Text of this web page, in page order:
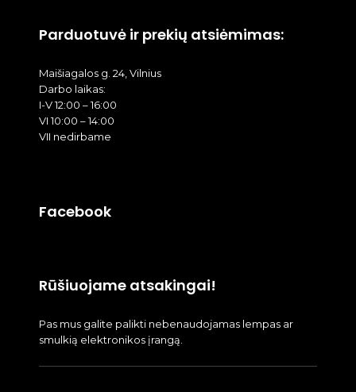
Parduotuvė ir prekių atsiėmimas:
Maišiagalos g. 24, Vilnius
Darbo laikas:
I-V 12:00 – 16:00
VI 10:00 – 14:00
VII nedirbame
Facebook
Rūšiuojame atsakingai!
Pas mus galite palikti nebenaudojamas lempas ar
smulkią elektronikos įrangą.